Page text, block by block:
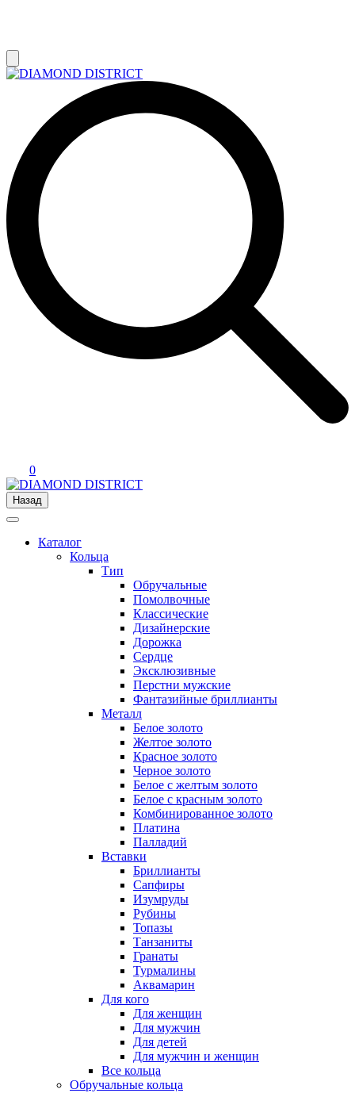
0
Назад
Каталог
Кольца
Тип
Обручальные
Помолвочные
Классические
Дизайнерские
Дорожка
Сердце
Эксклюзивные
Перстни мужские
Фантазийные бриллианты
Металл
Белое золото
Желтое золото
Красное золото
Черное золото
Белое с желтым золото
Белое с красным золото
Комбинированное золото
Платина
Палладий
Вставки
Бриллианты
Сапфиры
Изумруды
Рубины
Топазы
Танзаниты
Гранаты
Турмалины
Аквамарин
Для кого
Для женщин
Для мужчин
Для детей
Для мужчин и женщин
Все кольца
Обручальные кольца